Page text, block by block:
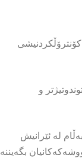
و
لە ئێرانیش
بگەیننە